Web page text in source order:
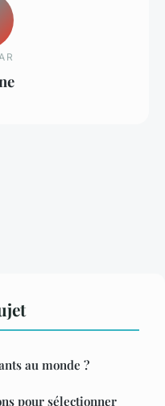
au monde ?
pour sélectionner